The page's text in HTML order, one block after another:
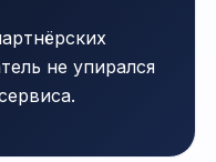
не упирался